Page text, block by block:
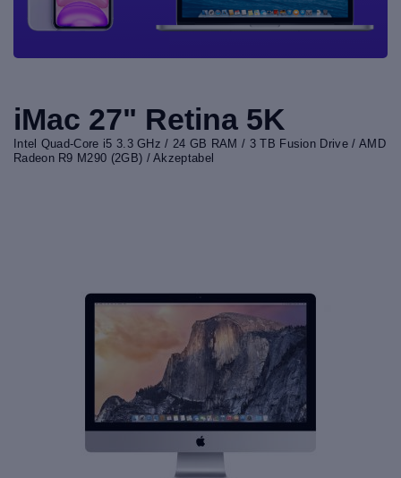
iMac 27" Retina 5K
Intel Quad-Core i5 3.3 GHz / 24 GB RAM / 3 TB Fusion Drive / AMD
Radeon R9 M290 (2GB) / Akzeptabel